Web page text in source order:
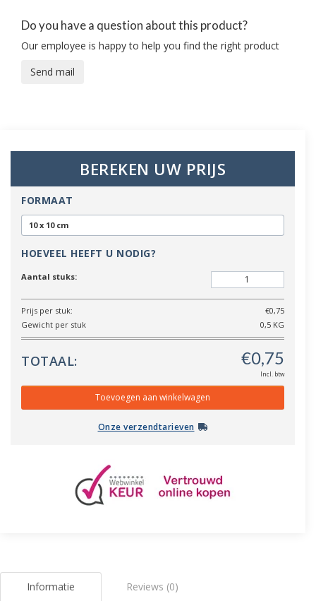
Do you have a question about this product?
Our employee is happy to help you find the right product
Send mail
BEREKEN UW PRIJS
FORMAAT
10 x 10 cm
HOEVEEL HEEFT U NODIG?
Aantal stuks:
Prijs per stuk:
€0,75
Gewicht per stuk
0,5 KG
TOTAAL:
Incl. btw
Onze verzendtarieven
Informatie Reviews (0)